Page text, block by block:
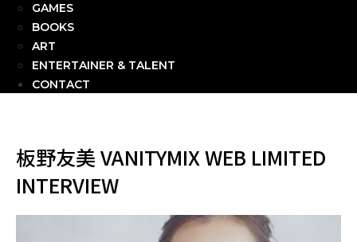
GAMES
BOOKS
ART
ENTERTAINER & TALENT
CONTACT
板野友美 VANITYMIX WEB LIMITED
INTERVIEW